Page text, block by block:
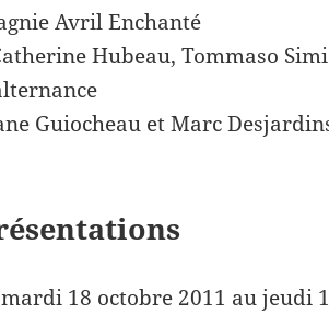
Avril Enchanté
Hubeau, Tommaso
Guiocheau et Marc
18 octobre 2011 au jeudi